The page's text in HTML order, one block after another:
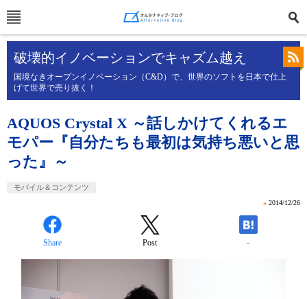
破壊的イノベーションでキャズム越え
国境なきオープンイノベーション（C&D）で、世界のソフトを日本で仕上
げて世界で売り抜く！
AQUOS Crystal X ～話しかけてくれるエ
モパー『自分たちも最初は気持ち悪いと思
った』～
モバイル＆コンテンツ
» 2014/12/26
Share Post -